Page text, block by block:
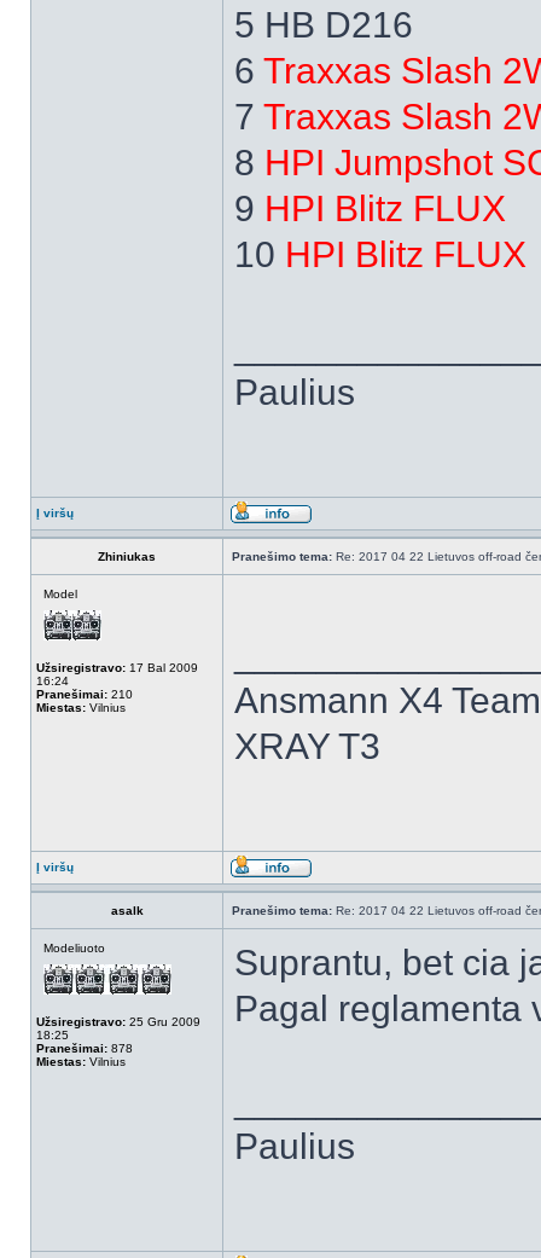
5 HB D216
6 Traxxas Slash
7 Traxxas Slash
8 HPI Jumpshot
9 HPI Blitz FLUX
10 HPI Blitz FLUX
Paulius
Į viršų
Zhiniukas Pranešimo tema: Re: 2017 04 22 Lietuvos off-road
Model
Užsiregistravo: 17 Bal 2009
16:24
Pranešimai: 210
Miestas: Vilnius
Ansmann X4
XRAY T3
Į viršų
asalk Pranešimo tema: Re: 2017 04 22 Lietuvos off-road
Modeliuoto
Užsiregistravo: 25 Gru 2009
18:25
Pranešimai: 878
Miestas: Vilnius
Suprantu, bet cia
Pagal reglamenta
Paulius